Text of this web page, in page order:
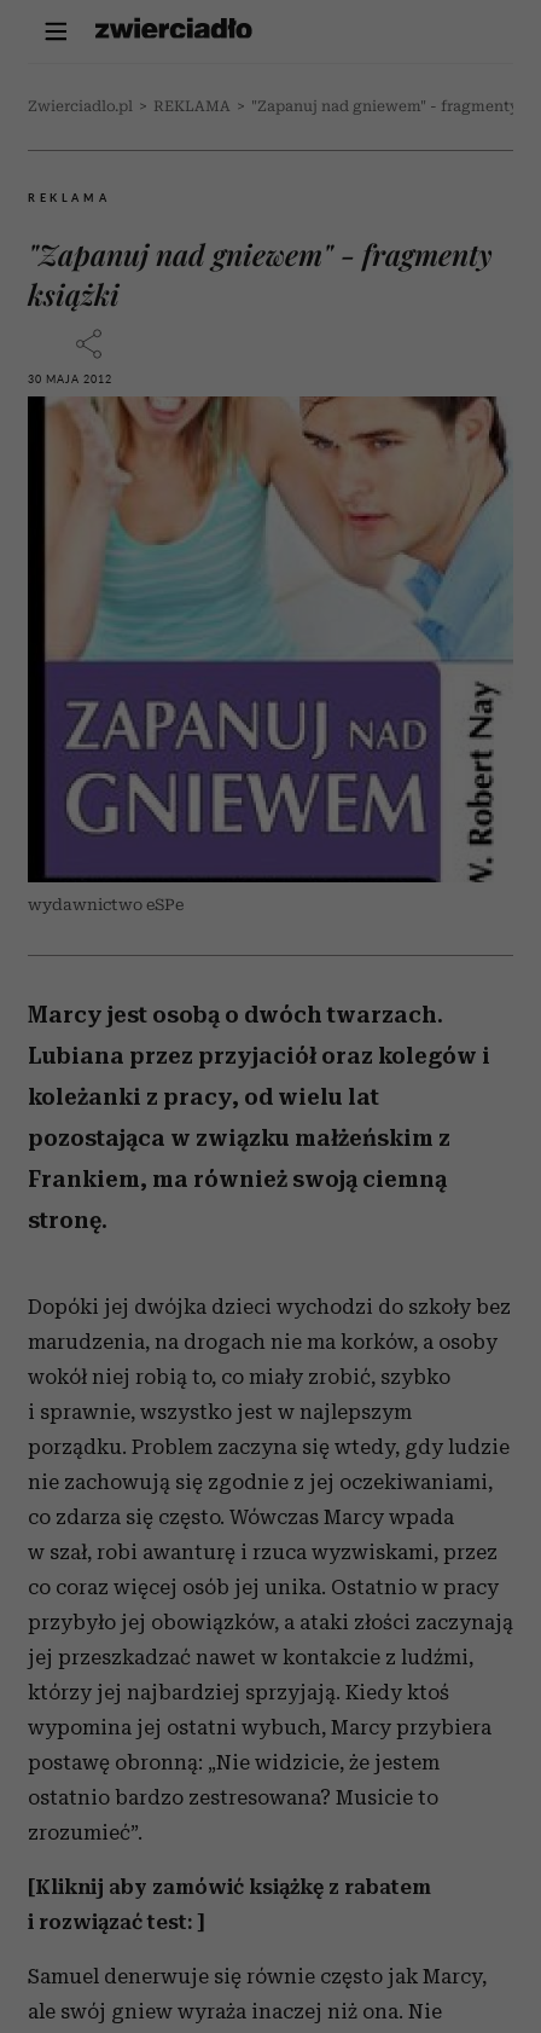
Zwierciadlo.pl > REKLAMA > "Zapanuj nad gniewem" - fragmenty
REKLAMA
"Zapanuj nad gniewem" - fragmenty
książki
30 MAJA 2012
wydawnictwo eSPe
Marcy jest osobą o dwóch twarzach.
Lubiana przez przyjaciół oraz kolegów i
koleżanki z pracy, od wielu lat
pozostająca w związku małżeńskim z
Frankiem, ma również swoją ciemną
stronę.
Dopóki jej dwójka dzieci wychodzi do szkoły bez
marudzenia, na drogach nie ma korków, a osoby
wokół niej robią to, co miały zrobić, szybko
i sprawnie, wszystko jest w najlepszym
porządku. Problem zaczyna się wtedy, gdy ludzie
nie zachowują się zgodnie z jej oczekiwaniami,
co zdarza się często. Wówczas Marcy wpada
w szał, robi awanturę i rzuca wyzwiskami, przez
co coraz więcej osób jej unika. Ostatnio w pracy
przybyło jej obowiązków, a ataki złości zaczynają
jej przeszkadzać nawet w kontakcie z ludźmi,
którzy jej najbardziej sprzyjają. Kiedy ktoś
wypomina jej ostatni wybuch, Marcy przybiera
postawę obronną: „Nie widzicie, że jestem
ostatnio bardzo zestresowana? Musicie to
zrozumieć”.
[Kliknij aby zamówić książkę z rabatem
i rozwiązać test: ]
Samuel denerwuje się równie często jak Marcy,
ale swój gniew wyraża inaczej niż ona. Nie